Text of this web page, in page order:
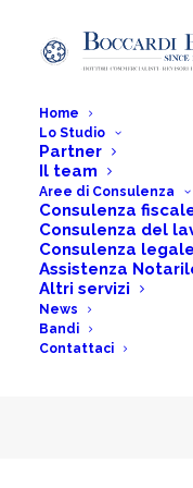
Home
Lo Studio
Partner
Il team
Aree di Consulenza
Consulenza
Consulenza del
Consulenza legale
Assistenza
Altri servizi
News
Bandi
Contattaci